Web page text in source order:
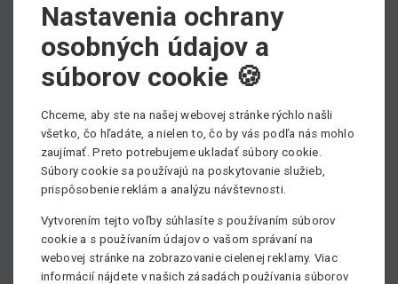
20,50 m
Min. nosnosť
Pohon
Rotačný
Nastavenia ochrany
osobných údajov a
súborov cookie 🍪
Chceme, aby ste na našej webovej stránke rýchlo našli
všetko, čo hľadáte, a nielen to, čo by vás podľa nás mohlo
zaujímať. Preto potrebujeme ukladať súbory cookie.
Súbory cookie sa používajú na poskytovanie služieb,
prispôsobenie reklám a analýzu návštevnosti.
Vytvorením tejto voľby súhlasíte s používaním súborov
cookie a s používaním údajov o vašom správaní na
webovej stránke na zobrazovanie cielenej reklamy. Viac
informácií nájdete v našich zásadách používania súborov